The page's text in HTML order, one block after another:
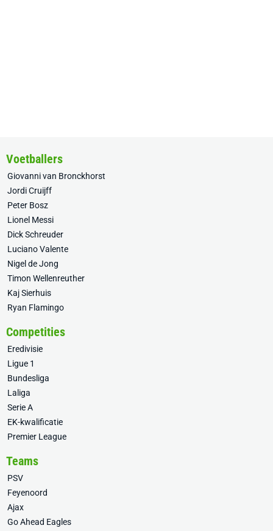
Voetballers
Giovanni van Bronckhorst
Jordi Cruijff
Peter Bosz
Lionel Messi
Dick Schreuder
Luciano Valente
Nigel de Jong
Timon Wellenreuther
Kaj Sierhuis
Ryan Flamingo
Competities
Eredivisie
Ligue 1
Bundesliga
Laliga
Serie A
EK-kwalificatie
Premier League
Teams
PSV
Feyenoord
Ajax
Go Ahead Eagles